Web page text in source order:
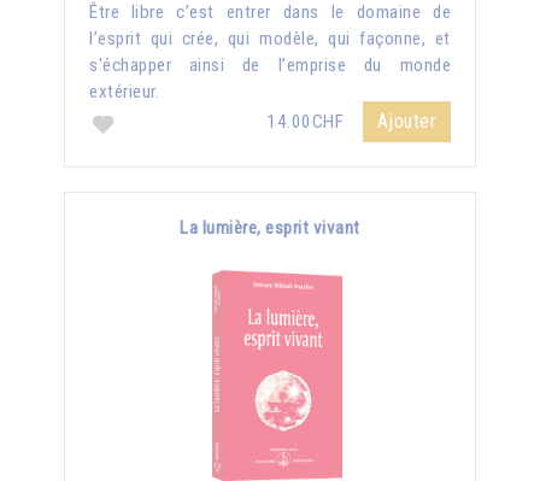
Être libre c’est entrer dans le domaine de
l’esprit qui crée, qui modèle, qui façonne, et
s'échapper ainsi de l’emprise du monde
extérieur.
14.00CHF
Ajouter
La lumière, esprit vivant